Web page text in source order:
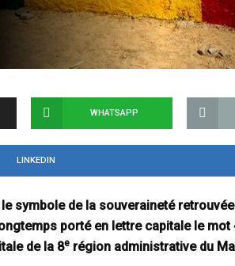
WHATSAPP
LINKEDIN
symbole de la souveraineté
porté en lettre capitale le mot
de la 8e région administrative du